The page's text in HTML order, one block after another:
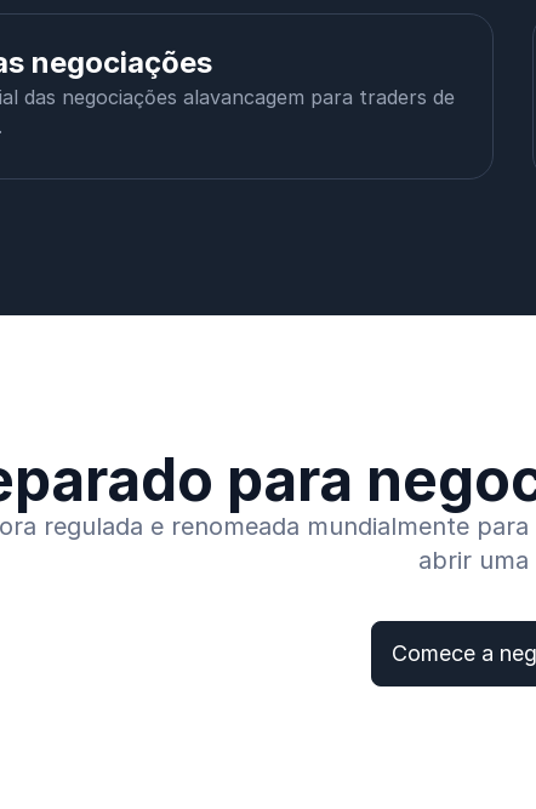
negociações
das negociações alavancagem para traders de
para
regulada e renomeada mundialmente
abrir
Comece a